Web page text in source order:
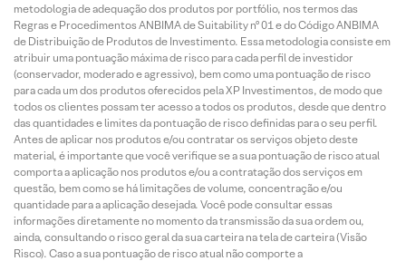
metodologia de adequação dos produtos por portfólio, nos termos das
Regras e Procedimentos ANBIMA de Suitability nº 01 e do Código ANBIMA
de Distribuição de Produtos de Investimento. Essa metodologia consiste em
atribuir uma pontuação máxima de risco para cada perfil de investidor
(conservador, moderado e agressivo), bem como uma pontuação de risco
para cada um dos produtos oferecidos pela XP Investimentos, de modo que
todos os clientes possam ter acesso a todos os produtos, desde que dentro
das quantidades e limites da pontuação de risco definidas para o seu perfil.
Antes de aplicar nos produtos e/ou contratar os serviços objeto deste
material, é importante que você verifique se a sua pontuação de risco atual
comporta a aplicação nos produtos e/ou a contratação dos serviços em
questão, bem como se há limitações de volume, concentração e/ou
quantidade para a aplicação desejada. Você pode consultar essas
informações diretamente no momento da transmissão da sua ordem ou,
ainda, consultando o risco geral da sua carteira na tela de carteira (Visão
Risco). Caso a sua pontuação de risco atual não comporte a